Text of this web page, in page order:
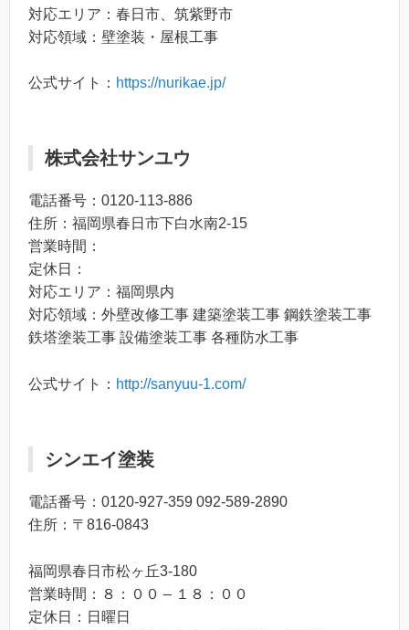
対応エリア：春日市、筑紫野市
対応領域：壁塗装・屋根工事
公式サイト： https://nurikae.jp/
株式会社サンユウ
電話番号：0120-113-886
住所：福岡県春日市下白水南2-15
営業時間：
定休日：
対応エリア：福岡県内
対応領域：外壁改修工事 建築塗装工事 鋼鉄塗装工事
鉄塔塗装工事 設備塗装工事 各種防水工事
公式サイト： http://sanyuu-1.com/
シンエイ塗装
電話番号：0120-927-359 092-589-2890
住所：〒816-0843
福岡県春日市松ヶ丘3-180
営業時間：８：００ – １８：００
定休日：日曜日